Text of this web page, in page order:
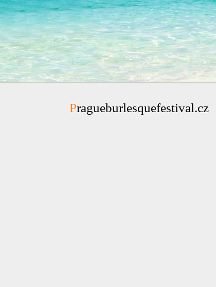
Pragueburlesquefestival.cz